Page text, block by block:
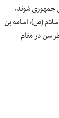
رییس جمهوری شوند،
(ص)، اسامه بن
سن در مقام